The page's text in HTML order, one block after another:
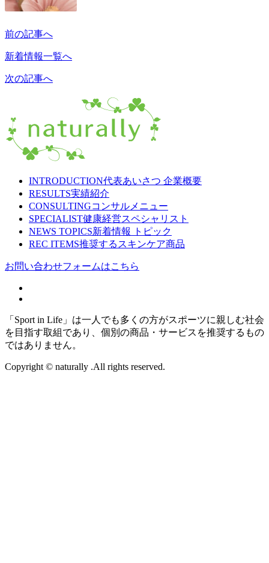
前の記事へ
新着情報一覧へ
次の記事へ
INTRODUCTION代表あいさつ 企業概要
RESULTS実績紹介
CONSULTINGコンサルメニュー
SPECIALIST健康経営スペシャリスト
NEWS TOPICS新着情報 トピック
REC ITEMS推奨するスキンケア商品
お問い合わせフォームはこちら
「Sport in Life」は一人でも多くの方がスポーツに親しむ社会
を目指す取組であり、個別の商品・サービスを推奨するもの
ではありません。
Copyright © naturally .All rights reserved.